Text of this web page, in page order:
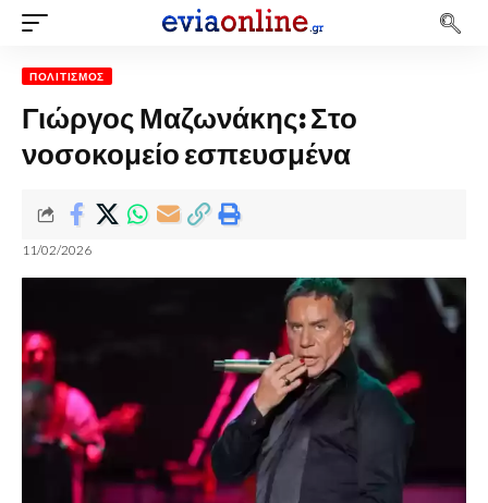
ΠΟΛΙΤΙΣΜΌΣ
Γιώργος Μαζωνάκης: Στο
νοσοκομείο εσπευσμένα
11/02/2026